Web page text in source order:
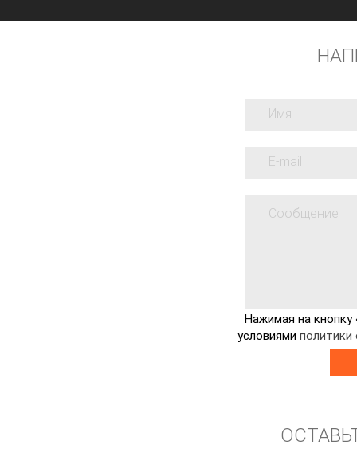
Нажимая на кнопку
условиями политики